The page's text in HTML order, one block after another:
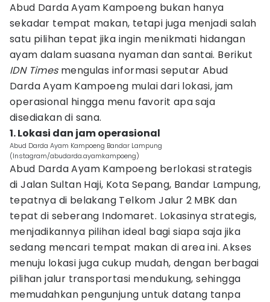
Abud Darda Ayam Kampoeng bukan hanya
sekadar tempat makan, tetapi juga menjadi salah
satu pilihan tepat jika ingin menikmati hidangan
ayam dalam suasana nyaman dan santai. Berikut
IDN Timesmengulas informasi seputar Abud
Darda Ayam Kampoeng mulai dari lokasi, jam
operasional hingga menu favorit apa saja
disediakan di sana.
1. Lokasi dan jam operasional
Abud Darda Ayam Kampoeng Bandar Lampung
(Instagram/abudarda.ayamkampoeng)
Abud Darda Ayam Kampoeng berlokasi strategis
di Jalan Sultan Haji, Kota Sepang, Bandar Lampung,
tepatnya di belakang Telkom Jalur 2 MBK dan
tepat di seberang Indomaret. Lokasinya strategis,
menjadikannya pilihan ideal bagi siapa saja jika
sedang mencari tempat makan di area ini. Akses
menuju lokasi juga cukup mudah, dengan berbagai
pilihan jalur transportasi mendukung, sehingga
memudahkan pengunjung untuk datang tanpa